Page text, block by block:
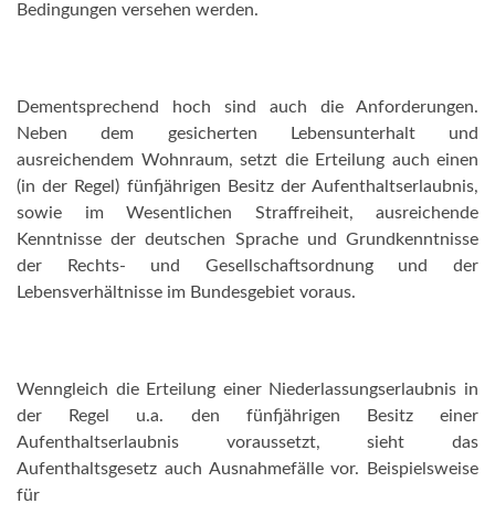
Bedingungen versehen werden.
Dementsprechend hoch sind auch die Anforderungen.
Neben dem gesicherten Lebensunterhalt und
ausreichendem Wohnraum, setzt die Erteilung auch einen
(in der Regel) fünfjährigen Besitz der Aufenthaltserlaubnis,
sowie im Wesentlichen Straffreiheit, ausreichende
Kenntnisse der deutschen Sprache und Grundkenntnisse
der Rechts- und Gesellschaftsordnung und der
Lebensverhältnisse im Bundesgebiet voraus.
Wenngleich die Erteilung einer Niederlassungserlaubnis in
der Regel u.a. den fünfjährigen Besitz einer
Aufenthaltserlaubnis voraussetzt, sieht das
Aufenthaltsgesetz auch Ausnahmefälle vor. Beispielsweise
für